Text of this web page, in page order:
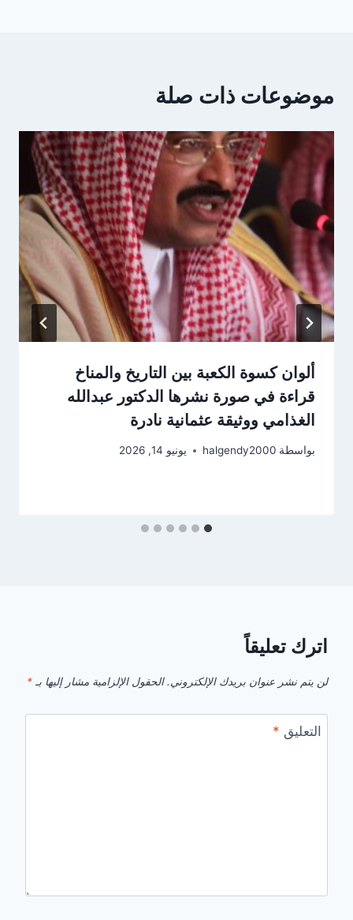
موضوعات ذات صلة
ألوان كسوة الكعبة بين التاريخ والمناخ
قراءة في صورة نشرها الدكتور عبدالله
الغذامي ووثيقة عثمانية نادرة
بواسطة halgendy2000 يونيو 14, 2026
اترك تعليقاً
لن يتم نشر عنوان بريدك الإلكتروني. الحقول الإلزامية مشار إليها بـ *
التعليق *